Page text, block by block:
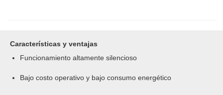
Características y ventajas
Funcionamiento altamente silencioso
Bajo costo operativo y bajo consumo energético